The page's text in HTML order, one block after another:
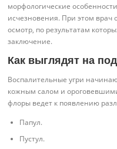
морфологические
исчезновения. При этом врач
осмотр, по результатам
заключение.
Как выглядят на
Воспалительные угри
кожным салом и
флоры ведет к появлению
Папул.
Пустул.